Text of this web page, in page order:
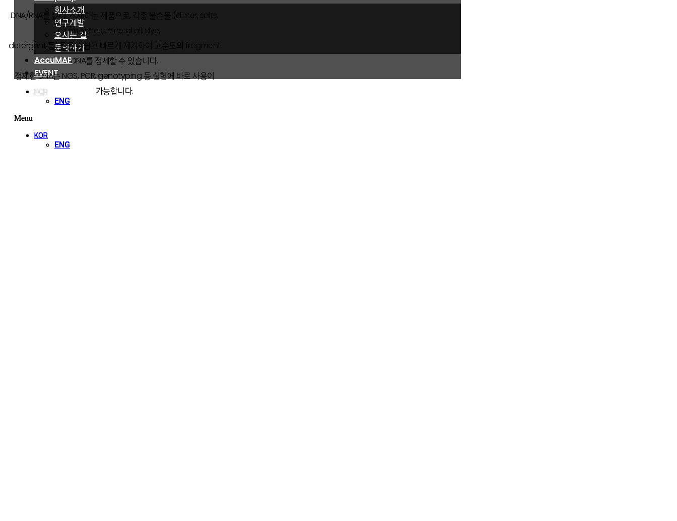
회사소개
연구개발
오시는 길
문의하기
AccuMAP
EVENT
KOR
ENG
Menu
KOR
ENG
회사소개
연구개발
오시는 길
문의하기
AccuMAP
EVENT
KOR
ENG
Menu
KOR
ENG
DNA/RNA를 분리, 정제하는 제품으로, 각종 불순물 (dimer, salts,
enzymes, mineral oil, dye,
detergent 등) 들을 손쉽고 빠르게 제거하여 고순도의 fragment
DNA를 정제할 수 있습니다.
정제한 DNA는 NGS, PCR, genotyping 등 실험에 바로 사용이
가능합니다.